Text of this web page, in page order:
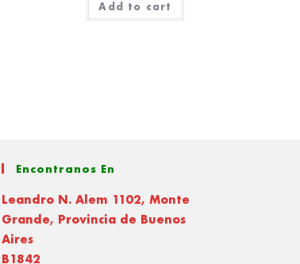
Add to cart
Encontranos En
Leandro N. Alem 1102, Monte
Grande, Provincia de Buenos
Aires
B1842